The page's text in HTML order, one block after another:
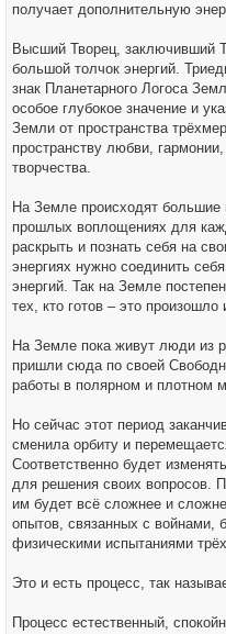
получает дополнительную
Высший Творец, заключивший
большой толчок энергий.
знак Планетарного Логоса
особое глубокое значение и
Земли от пространства
пространству любви,
творчества.
На Земле происходят
прошлых воплощениях для
раскрыть и познать себя на
энергиях нужно соединить
энергий. Так на Земле
тех, кто готов – это
На Земле пока живут люди из
пришли сюда по своей
работы в полярном и плотном
Но сейчас этот период
сменила орбиту и
Соответственно будет
для решения своих вопросов.
им будет всё сложнее и
опытов, связанных с
физическими испытаниями
Это и есть процесс, так
Процесс естественный,